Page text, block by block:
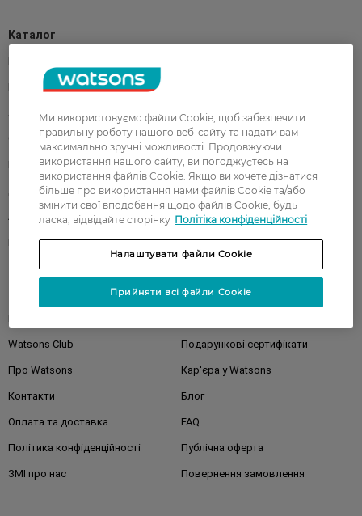
Каталог
Парфуми
Акції Макіяж
Обличчя Тіло
Подарунки Діти
Волосся
Аксесуари Дерматокосметика
Бренди
Watsons Club Подарункові сертифікати
Про Watsons Кар'єра у Watsons
Контакти Блог
Оплата та доставка FAQ
Політика конфіденційності Публічна оферта
ЗМІ про нас Повернення замовлення
Ми використовуємо файли Cookie, щоб забезпечити
правильну роботу нашого веб-сайту та надати вам
максимально зручні можливості. Продовжуючи
використання нашого сайту, ви погоджуєтесь на
використання файлів Cookie. Якщо ви хочете дізнатися
більше про використання нами файлів Cookie та/або
змінити свої вподобання щодо файлів Cookie, будь
ласка, відвідайте сторінку Політіка конфіденційності
Налаштувати файли Cookie
Прийняти всі файли Cookie